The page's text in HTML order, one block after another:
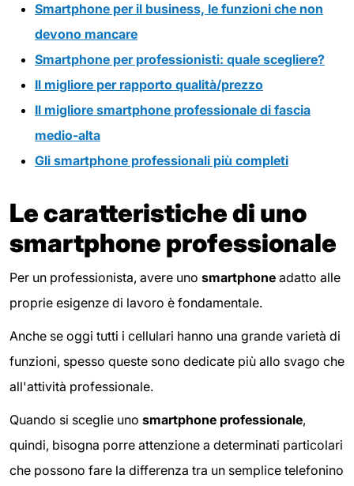
Smartphone per il business, le funzioni che non
devono mancare
Smartphone per professionisti: quale scegliere?
Il migliore per rapporto qualità/prezzo
Il migliore smartphone professionale di fascia
medio-alta
Gli smartphone professionali più completi
Le caratteristiche di uno
smartphone professionale
Per un professionista, avere uno smartphone adatto alle
proprie esigenze di lavoro è fondamentale.
Anche se oggi tutti i cellulari hanno una grande varietà di
funzioni, spesso queste sono dedicate più allo svago che
all'attività professionale.
Quando si sceglie uno smartphone professionale,
quindi, bisogna porre attenzione a determinati particolari
che possono fare la differenza tra un semplice telefonino